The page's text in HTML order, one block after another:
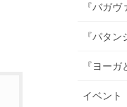
『バガヴ
『パタ
『ヨーガ
イベント